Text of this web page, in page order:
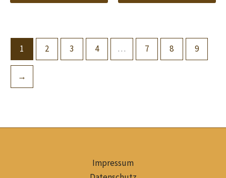
1 2 3 4 … 7 8 9
→
Impressum